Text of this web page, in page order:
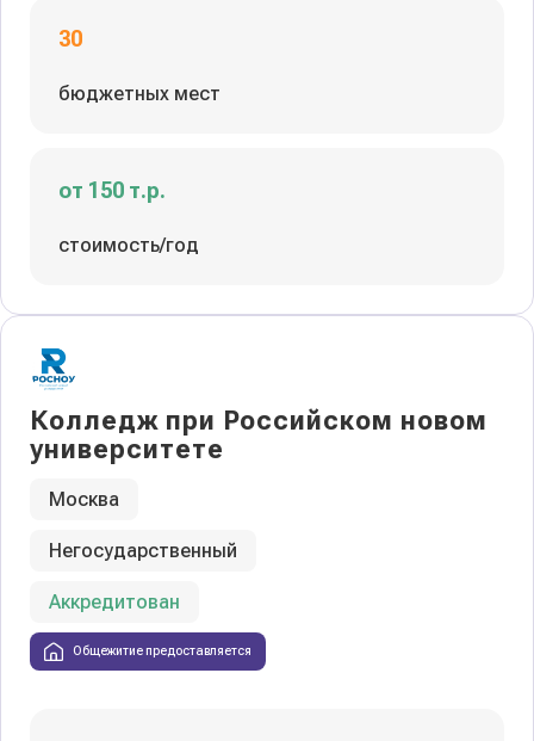
30
бюджетных мест
от 150 т.р.
стоимость/год
Колледж при Российском новом
университете
Москва
Негосударственный
Аккредитован
Общежитие предоставляется